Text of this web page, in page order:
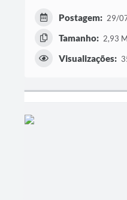
Postagem: 29/
Tamanho: 2,93
Visualizações: